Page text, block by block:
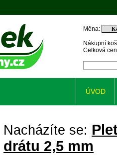
Nacházíte se:
drátu 2,5 mm
Nákupní
Celková
Měna:
ÚVOD